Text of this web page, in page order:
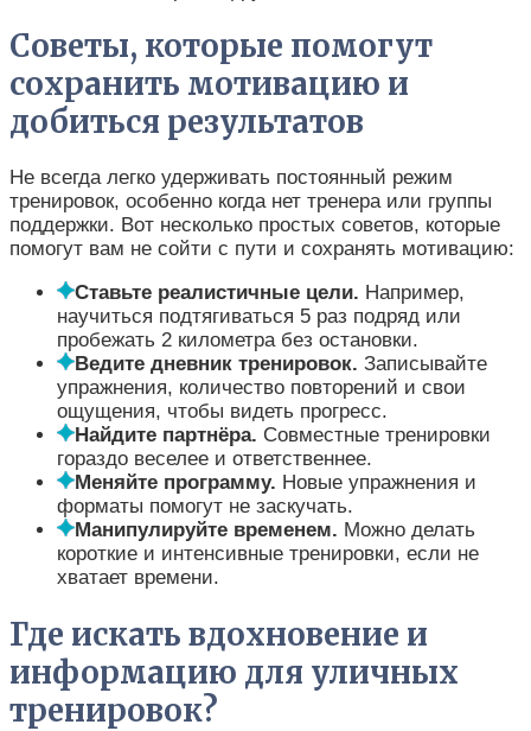
Советы, которые помогут
сохранить мотивацию и
добиться результатов
Не всегда легко удерживать постоянный режим
тренировок, особенно когда нет тренера или группы
поддержки. Вот несколько простых советов, которые
помогут вам не сойти с пути и сохранять мотивацию:
Ставьте реалистичные цели. Например,
научиться подтягиваться 5 раз подряд или
пробежать 2 километра без остановки.
Ведите дневник тренировок. Записывайте
упражнения, количество повторений и свои
ощущения, чтобы видеть прогресс.
Найдите партнёра. Совместные тренировки
гораздо веселее и ответственнее.
Меняйте программу. Новые упражнения и
форматы помогут не заскучать.
Манипулируйте временем. Можно делать
короткие и интенсивные тренировки, если не
хватает времени.
Где искать вдохновение и
информацию для уличных
тренировок?